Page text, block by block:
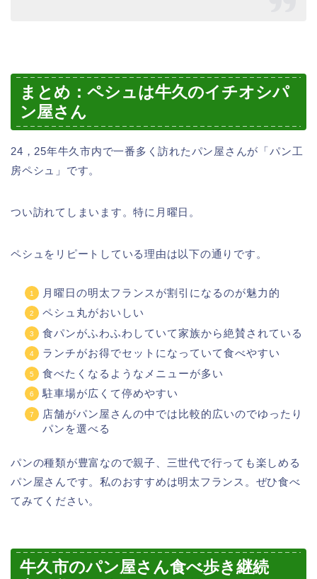
まとめ：ペシュは牛久のイチオシパ
ン屋さん
24，25年牛久市内で一番多く訪れたパン屋さんが「パン工
房ペシュ」です。
つい訪れてしまいます。特に月曜日。
ペシュをリピートしている理由は以下の通りです。
月曜日の明太フランスが割引になるのが魅力的
ペシュ丸がおいしい
食パンがふわふわしていて家族から絶賛されている
ランチがお得でセットになっていて食べやすい
食べたくなるようなメニューが多い
駐車場が広くて停めやすい
店舗がパン屋さんの中では比較的広いのでゆったり
パンを選べる
パンの種類が豊富なので親子、三世代で行っても楽しめる
パン屋さんです。私のおすすめは明太フランス。ぜひ食べ
てみてください。
牛久市のパン屋さん食べ歩き継続